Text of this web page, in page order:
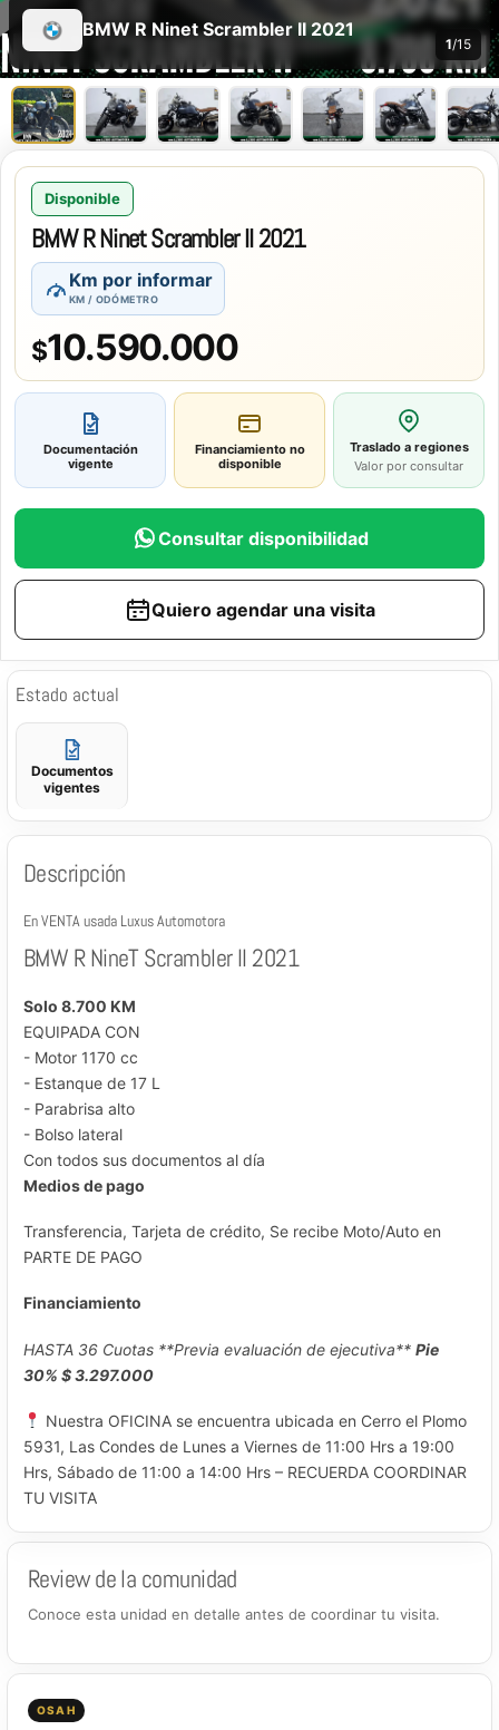
BMW R Ninet Scrambler II 2021
1/15
Disponible
BMW R Ninet Scrambler II 2021
Km por informar
KM / ODÓMETRO
$10.590.000
Documentación
vigente
Financiamiento no
disponible
Traslado a regiones
Valor por consultar
Consultar disponibilidad
Quiero agendar una visita
Estado actual
Documentos
vigentes
Descripción
En VENTA usada Luxus Automotora
BMW R NineT Scrambler II 2021
Solo 8.700 KM
EQUIPADA CON
- Motor 1170 cc
- Estanque de 17 L
- Parabrisa alto
- Bolso lateral
Con todos sus documentos al día
Medios de pago
Transferencia, Tarjeta de crédito, Se recibe Moto/Auto en
PARTE DE PAGO
Financiamiento
HASTA 36 Cuotas **Previa evaluación de ejecutiva** Pie
30% $ 3.297.000
Nuestra OFICINA se encuentra ubicada en Cerro el Plomo
5931, Las Condes de Lunes a Viernes de 11:00 Hrs a 19:00
Hrs, Sábado de 11:00 a 14:00 Hrs – RECUERDA COORDINAR
TU VISITA
Review de la comunidad
Conoce esta unidad en detalle antes de coordinar tu visita.
OSAH